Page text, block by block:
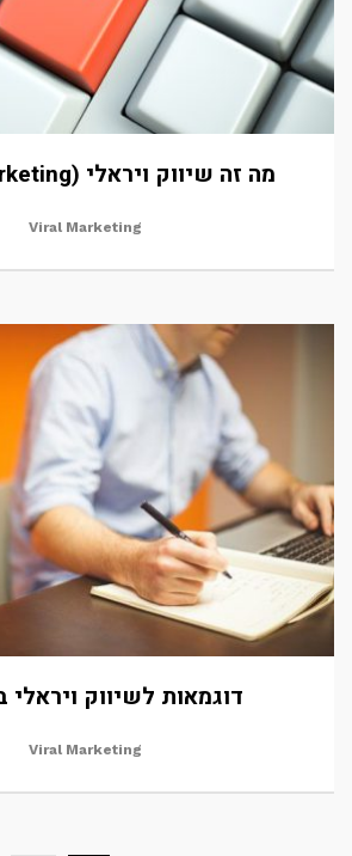
מה זה שיווק ויראלי (Viral Marketing)?
Viral Marketing
דוגמאות לשיווק
Viral Marketing